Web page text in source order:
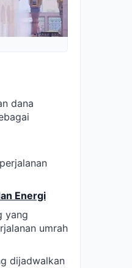
dana
Energi
yang
umrah
dijadwalkan